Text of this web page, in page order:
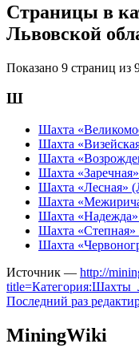
Страницы в
Львовской
Показано 9 страниц из
Ш
Шахта
Шахта
Шахта
Шахта
Шахта «Лесная»
Шахта
Шахта «Надежда»
Шахта «Степная»
Шахта
Источник — http://
Последний раз
MiningWiki